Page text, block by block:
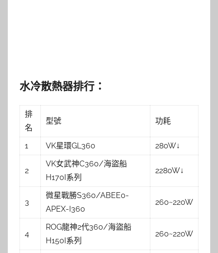
水冷散熱器排行：
排
名
型號 功耗
1 VK星環GL360 280W↓
2
VK女武神C360/海盜船
H170I系列
2280W↓
3
微星戰勝S360/ABEE0-
APEX-I360
260~220W
4
ROG龍神2代360/海盜船
H150I系列
260~220W